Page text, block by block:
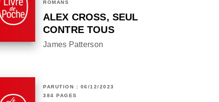
ROMANS
ALEX CROSS, SEUL
CONTRE TOUS
James Patterson
PARUTION : 06/12/2023
384 PAGES